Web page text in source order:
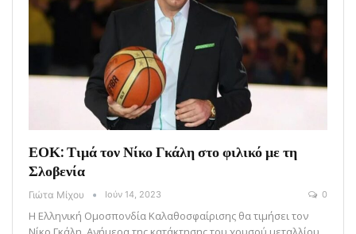
ΕΟΚ: Τιμά τον Νίκο Γκάλη στο φιλικό με τη
Σλοβενία
Γιώτα Μίχου Ιούν 14, 2023 0
Η Ελληνική Ομοσπονδία Καλαθοσφαίρισης θα τιμήσει τον